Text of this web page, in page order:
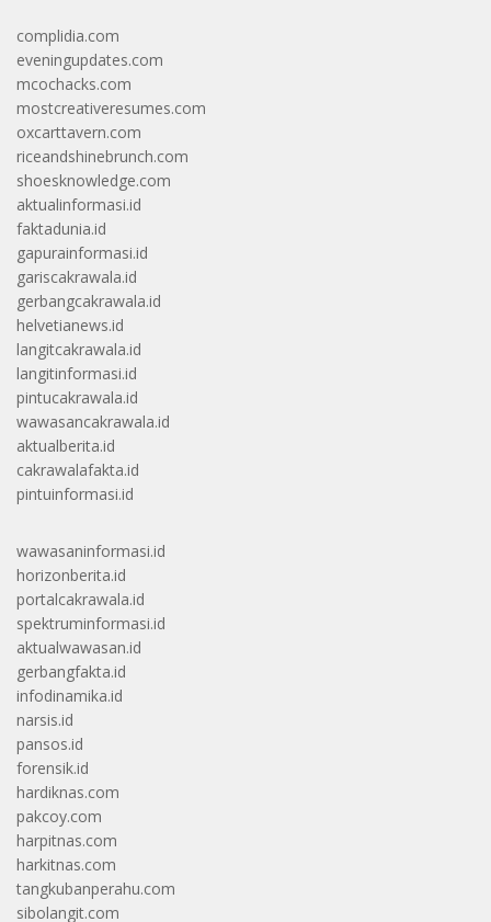
complidia.com
eveningupdates.com
mcochacks.com
mostcreativeresumes.com
oxcarttavern.com
riceandshinebrunch.com
shoesknowledge.com
aktualinformasi.id
faktadunia.id
gapurainformasi.id
gariscakrawala.id
gerbangcakrawala.id
helvetianews.id
langitcakrawala.id
langitinformasi.id
pintucakrawala.id
wawasancakrawala.id
aktualberita.id
cakrawalafakta.id
pintuinformasi.id
wawasaninformasi.id
horizonberita.id
portalcakrawala.id
spektruminformasi.id
aktualwawasan.id
gerbangfakta.id
infodinamika.id
narsis.id
pansos.id
forensik.id
hardiknas.com
pakcoy.com
harpitnas.com
harkitnas.com
tangkubanperahu.com
sibolangit.com